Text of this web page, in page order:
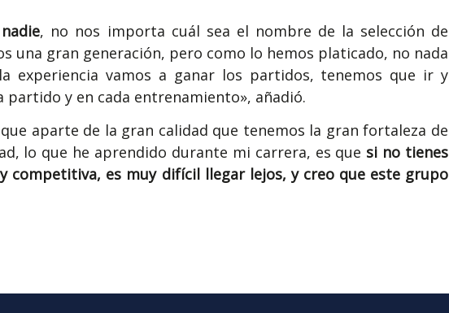
, no nos importa cuál sea el nombre de la selección de
una gran generación, pero como lo hemos platicado, no nada
experiencia vamos a ganar los partidos, tenemos que ir y
partido y en cada entrenamiento», añadió.
aparte de la gran calidad que tenemos la gran fortaleza de
lo que he aprendido durante mi carrera, es que si no tienes
competitiva, es muy difícil llegar lejos, y creo que este grupo